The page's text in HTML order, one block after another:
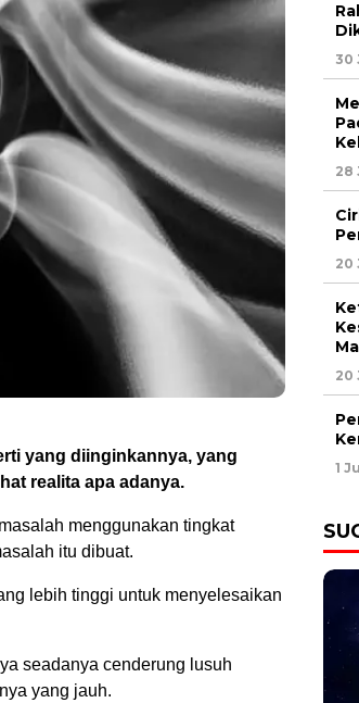
yang diinginkannya, yang
realita apa adanya.
menggunakan tingkat
itu dibuat.
lebih tinggi untuk menyelesaikan
seadanya cenderung lusuh
yang jauh.
30
28
20
20
1